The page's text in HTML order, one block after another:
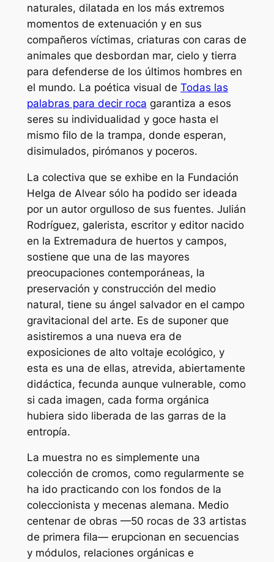
naturales, dilatada en los más extremos
momentos de extenuación y en sus
compañeros víctimas, criaturas con caras de
animales que desbordan mar, cielo y tierra
para defenderse de los últimos hombres en
el mundo. La poética visual de Todas las
palabras para decir roca garantiza a esos
seres su individualidad y goce hasta el
mismo filo de la trampa, donde esperan,
disimulados, pirómanos y poceros.
La colectiva que se exhibe en la Fundación
Helga de Alvear sólo ha podido ser ideada
por un autor orgulloso de sus fuentes. Julián
Rodríguez, galerista, escritor y editor nacido
en la Extremadura de huertos y campos,
sostiene que una de las mayores
preocupaciones contemporáneas, la
preservación y construcción del medio
natural, tiene su ángel salvador en el campo
gravitacional del arte. Es de suponer que
asistiremos a una nueva era de
exposiciones de alto voltaje ecológico, y
esta es una de ellas, atrevida, abiertamente
didáctica, fecunda aunque vulnerable, como
si cada imagen, cada forma orgánica
hubiera sido liberada de las garras de la
entropía.
La muestra no es simplemente una
colección de cromos, como regularmente se
ha ido practicando con los fondos de la
coleccionista y mecenas alemana. Medio
centenar de obras —50 rocas de 33 artistas
de primera fila— erupcionan en secuencias
y módulos, relaciones orgánicas e